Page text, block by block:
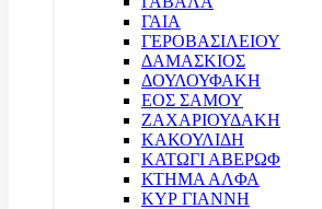
ΓΑΙΑ
ΓΕΡΟΒΑΣΙΛΕΙΟΥ
ΔΑΜΑΣΚΙΟΣ
ΔΟΥΛΟΥΦΑΚΗ
ΕΟΣ ΣΑΜΟΥ
ΖΑΧΑΡΙΟΥΔΑΚΗ
ΚΑΚΟΥΛΙΔΗ
ΚΑΤΩΓΙ ΑΒΕΡΩΦ
ΚΤΗΜΑ ΑΛΦΑ
ΚΥΡ ΓΙΑΝΝΗ